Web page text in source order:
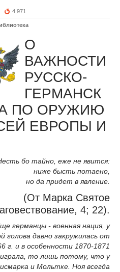
4 971
О
ВАЖНОСТИ
РУССКО-
ГЕРМАНСК
ПО ОРУЖИЮ
ЕВРОПЫ И
бо тайно, еже не явится:
ниже бысть потаено,
но да придет в явление.
(От Марка Святое
4; 22).
германцы - военная нация, у
голова давно закружилась от
г. и в особенности 1870-1871
то лишь потому, что у
и Мольтке. Ноя всегда